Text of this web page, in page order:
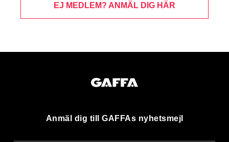
EJ MEDLEM? ANMÄL DIG HÄR
Anmäl dig till GAFFAs nyhetsmejl